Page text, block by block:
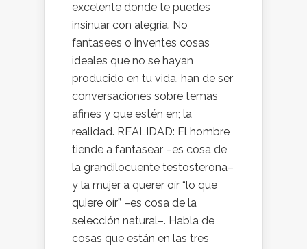
excelente donde te puedes
insinuar con alegría. No
fantasees o inventes cosas
ideales que no se hayan
producido en tu vida, han de ser
conversaciones sobre temas
afines y que estén en; la
realidad. REALIDAD: El hombre
tiende a fantasear –es cosa de
la grandilocuente testosterona–
y la mujer a querer oír “lo que
quiere oír” –es cosa de la
selección natural–. Habla de
cosas que están en las tres